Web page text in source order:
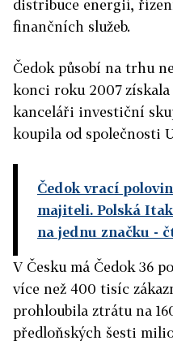
distribuce energií,
finančních služeb.
Čedok působí na trhu
konci roku 2007
kanceláři investiční
koupila od společnosti
Čedok vrací
majiteli. Polská
na jednu značku -
V Česku má Čedok 36
více než 400 tisíc
prohloubila ztrátu na
předloňských šesti